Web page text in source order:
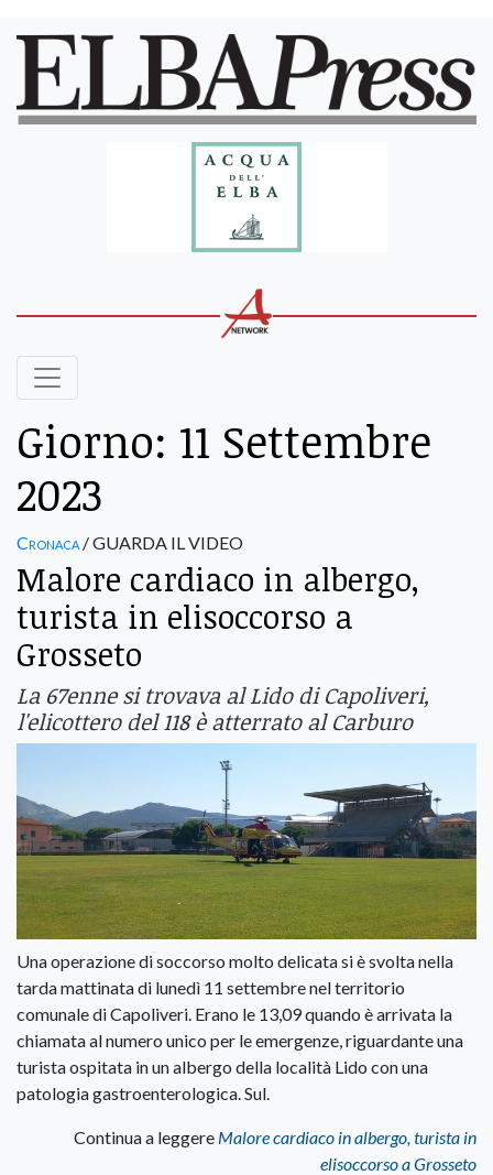
Giorno: 11 Settembre
2023
Cronaca / GUARDA IL VIDEO
Malore cardiaco in albergo,
turista in elisoccorso a
Grosseto
La 67enne si trovava al Lido di Capoliveri,
l'elicottero del 118 è atterrato al Carburo
Una operazione di soccorso molto delicata si è svolta nella
tarda mattinata di lunedì 11 settembre nel territorio
comunale di Capoliveri. Erano le 13,09 quando è arrivata la
chiamata al numero unico per le emergenze, riguardante una
turista ospitata in un albergo della località Lido con una
patologia gastroenterologica. Sul.
Continua a leggere Malore cardiaco in albergo, turista in
elisoccorso a Grosseto